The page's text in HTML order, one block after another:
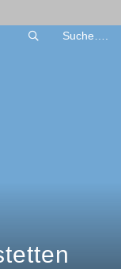
Suche….